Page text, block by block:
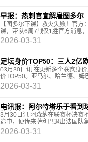
早报：热刺官宣解雇图多尔
【图多尔下课】救火失败！官方
课，带队6周7战仅1胜官方消息
课，提前结束了原本将在本赛季
2026-03-31
足坛身价TOP50：三人2亿
甲仅2人进前50
03月30日讯 在更新多个联赛身
价TOP50。亚马尔、哈兰德、姆
过亿，意甲仅劳塔罗和伊尔迪兹
2026-03-31
电讯报：阿尔特塔乐于看到
格森就是这么做的
3月30日讯 阿森纳在联赛杯决赛
途中，便传来萨利巴退出法国队
球员开始退出本期国际比赛。《
2026-03-31